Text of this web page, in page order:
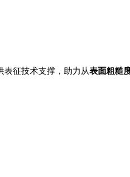
表征技术支撑，助力从表面粗糙